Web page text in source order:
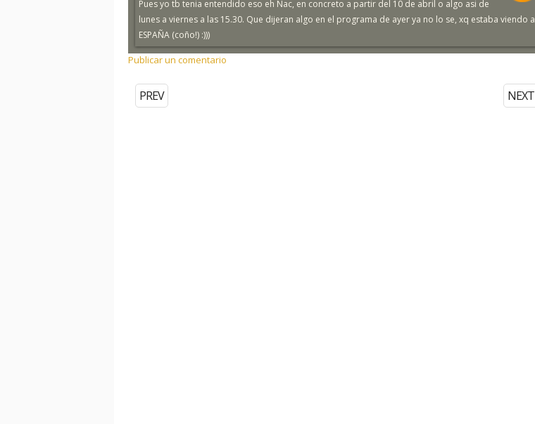
Pues yo tb tenia entendido eso eh Nac, en concreto a partir del 10 de abril o algo asi de
lunes a viernes a las 15.30. Que dijeran algo en el programa de ayer ya no lo se, xq estaba viendo a
ESPAÑA (coño!) :)))
Publicar un comentario
NEXT
PREV